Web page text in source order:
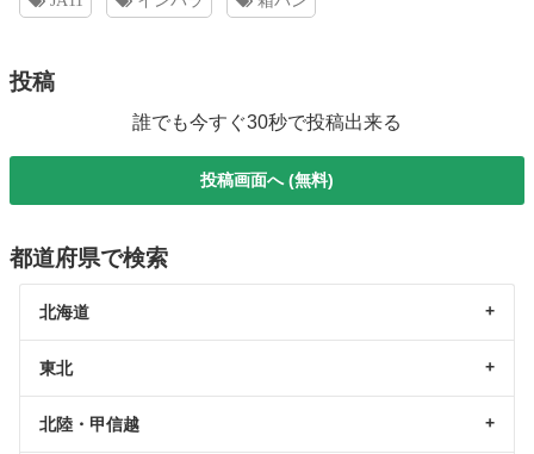
投稿
誰でも今すぐ30秒で投稿出来る
投稿画面へ (無料)
都道府県で検索
北海道
東北
北陸・甲信越